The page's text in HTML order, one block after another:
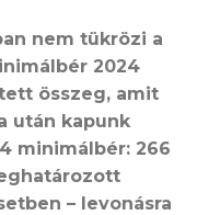
nem tükrözi a
2024
összeg, amit
után kapunk
minimálbér: 266
– levonásra